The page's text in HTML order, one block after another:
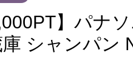
】パナ
庫 シャンパン